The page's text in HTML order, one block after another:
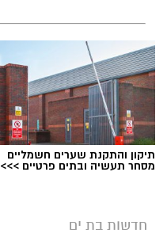
תיקון והתקנת שערים חשמליים
מסחר תעשיה ובתים פרטיים >>>
חדשות בת ים